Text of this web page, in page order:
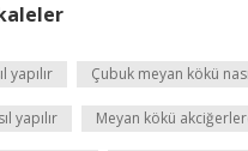
yapılır Çubuk meyan kökü
yapılır Meyan kökü